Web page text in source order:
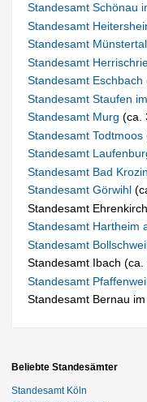
Standesamt Schönau
Standesamt
Standesamt
Standesamt
Standesamt Eschbach
Standesamt Staufen
Standesamt Murg(ca.
Standesamt Todtmoos
Standesamt
Standesamt Bad
Standesamt Görwihl
Standesamt
Standesamt Hartheim
Standesamt
Standesamt Ibach (ca.
Standesamt
Standesamt Bernau
Beliebte Standesämter
Standesamt Köln